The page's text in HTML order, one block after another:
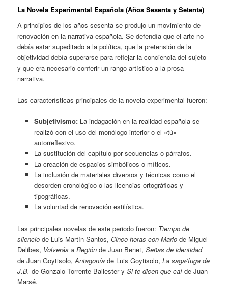
La Novela Experimental Española (Años Sesenta y Setenta)
A principios de los años sesenta se produjo un movimiento de
renovación en la narrativa española. Se defendía que el arte no
debía estar supeditado a la política, que la pretensión de la
objetividad debía superarse para reflejar la conciencia del sujeto
y que era necesario conferir un rango artístico a la prosa
narrativa.
Las características principales de la novela experimental fueron:
Subjetivismo:La indagación en la realidad española se
realizó con el uso del monólogo interior o el «tú»
autorreflexivo.
La sustitución del capítulo por secuencias o párrafos.
La creación de espacios simbólicos o míticos.
La inclusión de materiales diversos y técnicas como el
desorden cronológico o las licencias ortográficas y
tipográficas.
La voluntad de renovación estilística.
Las principales novelas de este periodo fueron: Tiempo de
silencio de Luis Martín Santos,Cinco horas con Mario de Miguel
Delibes, Volverás a Región de Juan Benet,Señas de identidad
de Juan Goytisolo,Antagonía de Luis Goytisolo,La saga/fuga de
J.B. de Gonzalo Torrente Ballester ySi te dicen que caíde Juan
Marsé.